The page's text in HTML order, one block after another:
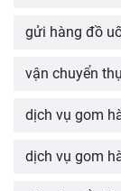
gửi hàng đồ
vận chuyển
dịch vụ gom
dịch vụ gom